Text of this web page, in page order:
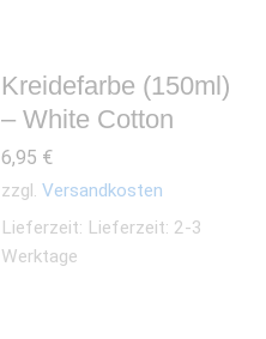
Kreidefarbe (150ml)
– White Cotton
6,95 €
zzgl. Versandkosten
Lieferzeit: Lieferzeit: 2-3
Werktage